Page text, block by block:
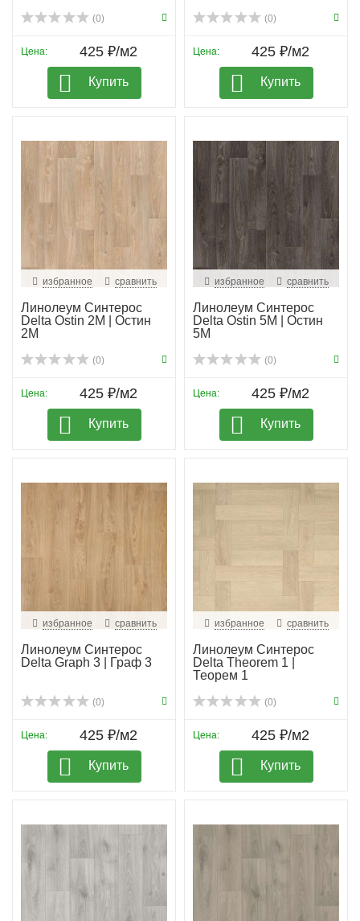
(0)
Цена: 425 ₽/м2
Купить
(0)
Цена: 425 ₽/м2
Купить
избранное сравнить
Линолеум Синтерос
Delta Ostin 2M | Остин
2М
(0)
Цена: 425 ₽/м2
Купить
избранное сравнить
Линолеум Синтерос
Delta Ostin 5M | Остин
5М
(0)
Цена: 425 ₽/м2
Купить
избранное сравнить
Линолеум Синтерос
Delta Graph 3 | Граф 3
(0)
Цена: 425 ₽/м2
Купить
избранное сравнить
Линолеум Синтерос
Delta Theorem 1 |
Теорем 1
(0)
Цена: 425 ₽/м2
Купить